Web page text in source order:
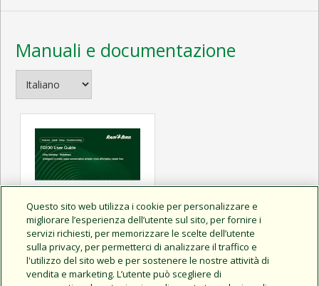
Manuali e documentazione
Questo sito web utilizza i cookie per personalizzare e
migliorare l’esperienza dell’utente sul sito, per fornire i
servizi richiesti, per memorizzare le scelte dell’utente
sulla privacy, per permetterci di analizzare il traffico e
l'utilizzo del sito web e per sostenere le nostre attività di
vendita e marketing. L’utente può scegliere di